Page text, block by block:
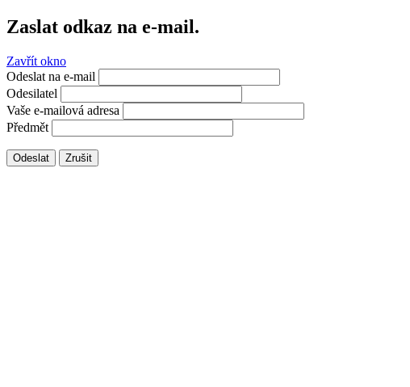
Zaslat odkaz na e-mail.
Zavřít okno
Odeslat na e-mail
Odesilatel
Vaše e-mailová adresa
Předmět
Odeslat Zrušit